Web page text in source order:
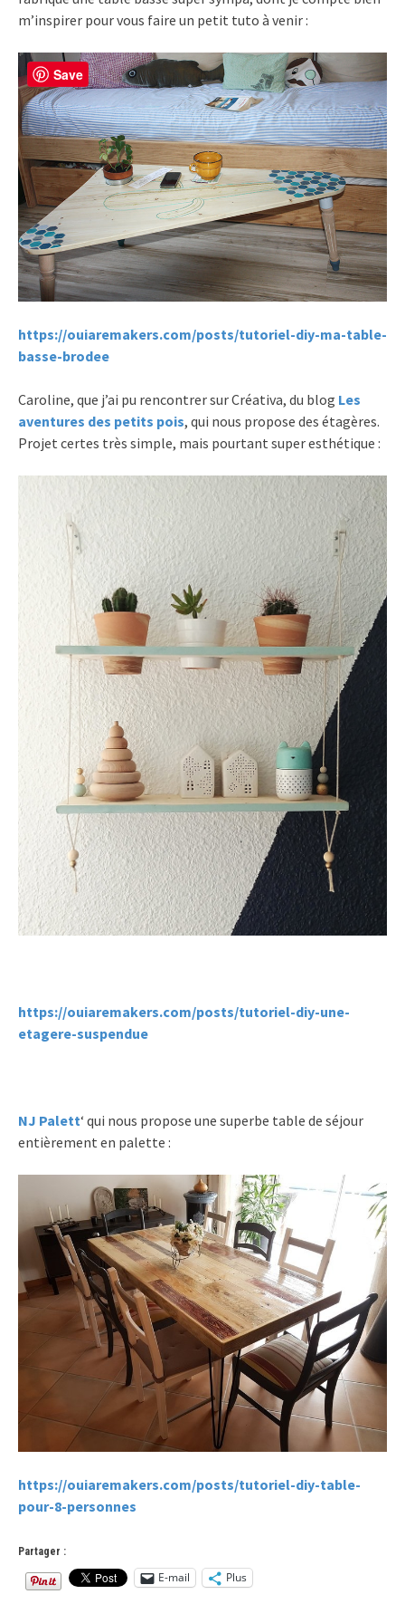
m’inspirer pour vous faire un petit tuto à venir :
https://ouiaremakers.com/posts/tutoriel-diy-ma-table-
basse-brodee
Caroline, que j’ai pu rencontrer sur Créativa, du blog Les
aventures des petits pois, qui nous propose des étagères.
Projet certes très simple, mais pourtant super esthétique :
https://ouiaremakers.com/posts/tutoriel-diy-une-
etagere-suspendue
NJ Palett‘ qui nous propose une superbe table de séjour
entièrement en palette :
https://ouiaremakers.com/posts/tutoriel-diy-table-
pour-8-personnes
Partager :
E-mail Plus
Save